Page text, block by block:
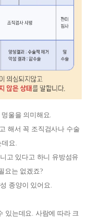
멍울을 의미해요.
해서 꼭 조직검사나 수술
데요.
고 있다고 하니 유방섬유
요는 없겠죠?
종양이 있어요.
있는데요. 사람에 따라 크